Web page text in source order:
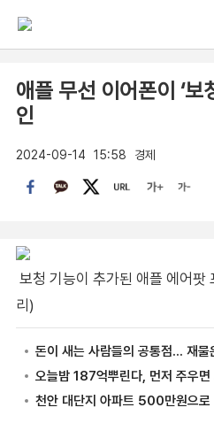
애플 무선 이어폰이 ‘
인
2024-09-14 15:58 경제
보청 기능이 추가된 애플 에어팟
리)